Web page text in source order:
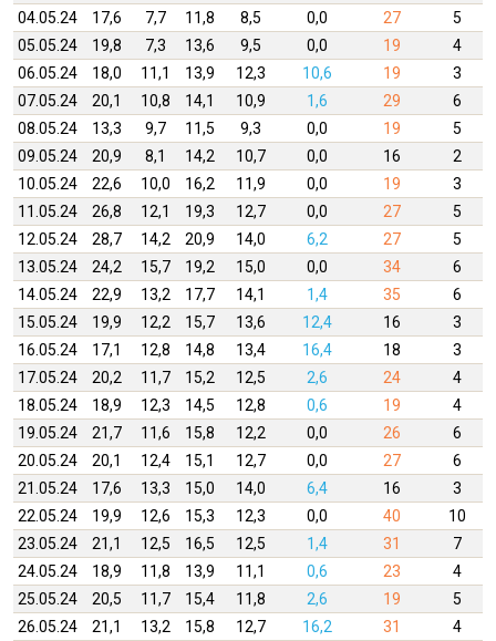
04.05.24
17,6 7,7 11,8 8,5 0,0 27
5
05.05.24
19,8 7,3 13,6 9,5 0,0 19 4
06.05.24
18,0 11,1 13,9 12,3 10,6 19 3
07.05.24
20,1 10,8 14,1 10,9 1,6 29
6
08.05.24
13,3 9,7 11,5 9,3 0,0 19 5
09.05.24
20,9 8,1 14,2 10,7 0,0 16 2
10.05.24
22,6 10,0 16,2 11,9 0,0 19 3
11.05.24
26,8 12,1 19,3 12,7 0,0 27
5
12.05.24
28,7 14,2 20,9 14,0 6,2 27 5
13.05.24
24,2 15,7 19,2 15,0 0,0 34 6
14.05.24
22,9 13,2 17,7 14,1 1,4 35
6
15.05.24
19,9 12,2 15,7 13,6 12,4 16 3
16.05.24
17,1 12,8 14,8 13,4 16,4 18
3
17.05.24
20,2 11,7 15,2 12,5 2,6 24 4
18.05.24
18,9 12,3 14,5 12,8 0,6 19 4
19.05.24
21,7 11,6 15,8 12,2 0,0 26
6
20.05.24
20,1 12,4 15,1 12,7 0,0 27 6
21.05.24
17,6 13,3 15,0 14,0 6,4 16 3
22.05.24
19,9 12,6 15,3 12,3 0,0 40
10
23.05.24
21,1 12,5 16,5 12,5 1,4 31
7
24.05.24
18,9 11,8 13,9 11,1 0,6 23
4
25.05.24
20,5 11,7 15,4 11,8 2,6 19
5
26.05.24
21,1 13,2 15,8 12,7 16,2 31 4